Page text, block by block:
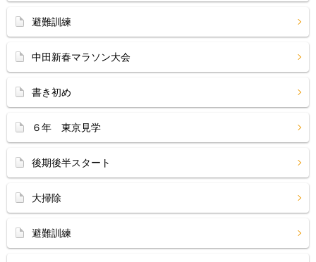
避難訓練
中田新春マラソン大会
書き初め
６年 東京見学
後期後半スタート
大掃除
避難訓練